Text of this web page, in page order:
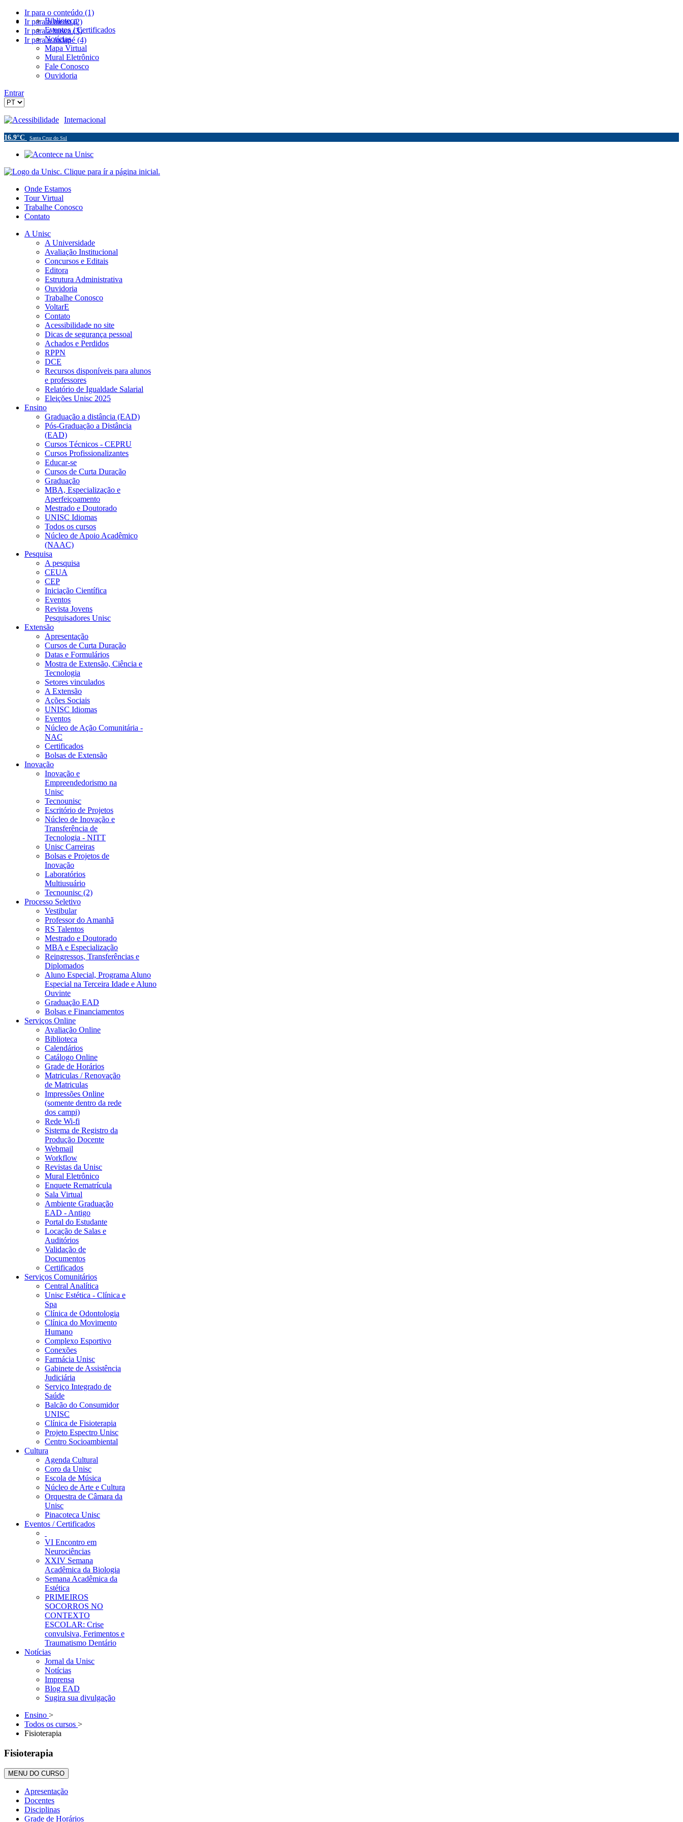
Ir para o conteúdo (1)
Ir para o menu (2)
Ir para a busca (3)
Ir para o rodapé (4)
Biblioteca
Eventos / Certificados
Notícias
Mapa Virtual
Mural Eletrônico
Fale Conosco
Ouvidoria
Entrar
Acessibilidade Internacional
16.9°C Santa Cruz do Sul
Onde Estamos
Tour Virtual
Trabalhe Conosco
Contato
A Unisc
A Universidade
Avaliação Institucional
Concursos e Editais
Editora
Estrutura Administrativa
Ouvidoria
Trabalhe Conosco
VoltarE
Contato
Acessibilidade no site
Dicas de segurança pessoal
Achados e Perdidos
RPPN
DCE
Recursos disponíveis para alunos
e professores
Relatório de Igualdade Salarial
Eleições Unisc 2025
Ensino
Graduação a distância (EAD)
Pós-Graduação a Distância
(EAD)
Cursos Técnicos - CEPRU
Cursos Profissionalizantes
Educar-se
Cursos de Curta Duração
Graduação
MBA, Especialização e
Aperfeiçoamento
Mestrado e Doutorado
UNISC Idiomas
Todos os cursos
Núcleo de Apoio Acadêmico
(NAAC)
Pesquisa
A pesquisa
CEUA
CEP
Iniciação Científica
Eventos
Revista Jovens
Pesquisadores Unisc
Extensão
Apresentação
Cursos de Curta Duração
Datas e Formulários
Mostra de Extensão, Ciência e
Tecnologia
Setores vinculados
A Extensão
Ações Sociais
UNISC Idiomas
Eventos
Núcleo de Ação Comunitária -
NAC
Certificados
Bolsas de Extensão
Inovação
Inovação e
Empreendedorismo na
Unisc
Tecnounisc
Escritório de Projetos
Núcleo de Inovação e
Transferência de
Tecnologia - NITT
Unisc Carreiras
Bolsas e Projetos de
Inovação
Laboratórios
Multiusuário
Tecnounisc (2)
Processo Seletivo
Vestibular
Professor do Amanhã
RS Talentos
Mestrado e Doutorado
MBA e Especialização
Reingressos, Transferências e
Diplomados
Aluno Especial, Programa Aluno
Especial na Terceira Idade e Aluno
Ouvinte
Graduação EAD
Bolsas e Financiamentos
Serviços Online
Avaliação Online
Biblioteca
Calendários
Catálogo Online
Grade de Horários
Matriculas / Renovação
de Matriculas
Impressões Online
(somente dentro da rede
dos campi)
Rede Wi-fi
Sistema de Registro da
Produção Docente
Webmail
Workflow
Revistas da Unisc
Mural Eletrônico
Enquete Rematrícula
Sala Virtual
Ambiente Graduação
EAD - Antigo
Portal do Estudante
Locação de Salas e
Auditórios
Validação de
Documentos
Certificados
Serviços Comunitários
Central Analítica
Unisc Estética - Clínica e
Spa
Clínica de Odontologia
Clínica do Movimento
Humano
Complexo Esportivo
Conexões
Farmácia Unisc
Gabinete de Assistência
Judiciária
Serviço Integrado de
Saúde
Balcão do Consumidor
UNISC
Clínica de Fisioterapia
Projeto Espectro Unisc
Centro Socioambiental
Cultura
Agenda Cultural
Coro da Unisc
Escola de Música
Núcleo de Arte e Cultura
Orquestra de Câmara da
Unisc
Pinacoteca Unisc
Eventos / Certificados
VI Encontro em
Neurociências
XXIV Semana
Acadêmica da Biologia
Semana Acadêmica da
Estética
PRIMEIROS
SOCORROS NO
CONTEXTO
ESCOLAR: Crise
convulsiva, Ferimentos e
Traumatismo Dentário
Notícias
Jornal da Unisc
Notícias
Imprensa
Blog EAD
Sugira sua divulgação
Ensino >
Todos os cursos >
Fisioterapia
Fisioterapia
MENU DO CURSO
Apresentação
Docentes
Disciplinas
Grade de Horários